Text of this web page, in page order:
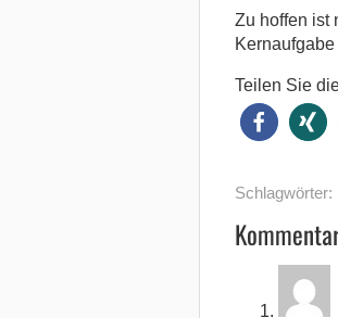
Zu hoffen ist
Teilen Sie
Schlagwörter: